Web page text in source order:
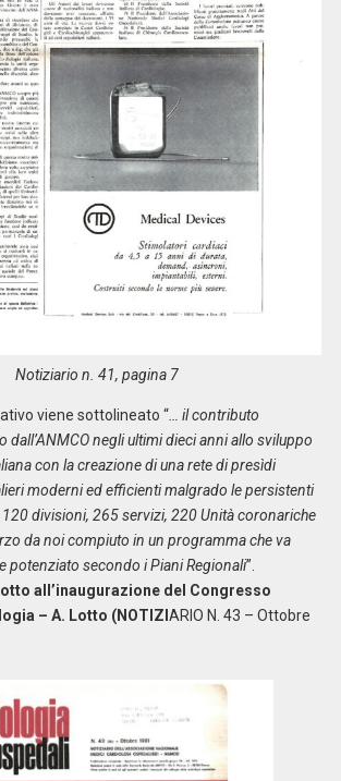
Notiziario n. 41, pagina 7
viene sottolineato “… il contributo
negli ultimi dieci anni allo sviluppo
con la creazione di una rete di presìdi
moderni ed efficienti malgrado le persistenti
divisioni, 265 servizi, 220 Unità coronariche
da noi compiuto in un programma che va
potenziato secondo i Piani Regionali”.
all’inaugurazione del Congresso
– A. Lotto (NOTIZI ARIO N. 43 – Ottobre